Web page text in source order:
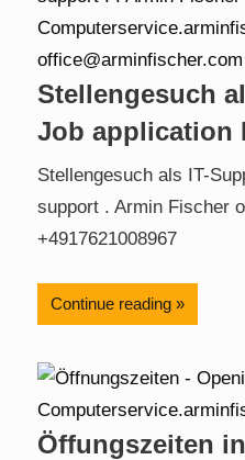
Stellengesuch
Job application
Stellengesuch als IT-
support . Armin Fischer
+4917621008967
Continue reading
Öffungszeiten